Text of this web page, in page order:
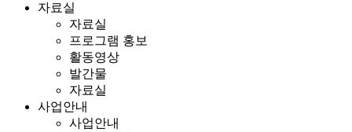
자료실
자료실
프로그램 홍보
활동영상
발간물
자료실
사업안내
사업안내